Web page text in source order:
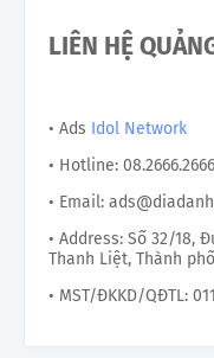
LIÊN HỆ
• Ads Idol Network
• Hotline: 08.2666.2666
• Email:
• Address: Số 32/18,
Thanh Liệt, Thành
• MST/ĐKKD/QĐTL: